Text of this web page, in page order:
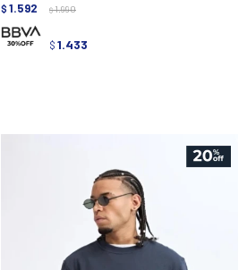
$ 1.592 $ 1.990
$ 1.433